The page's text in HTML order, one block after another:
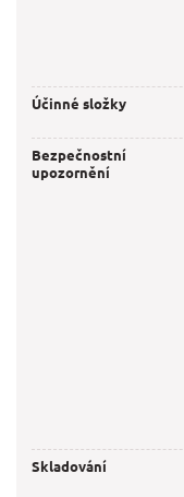
Účinné složky
Bezpečnostní
upozornění
Skladování